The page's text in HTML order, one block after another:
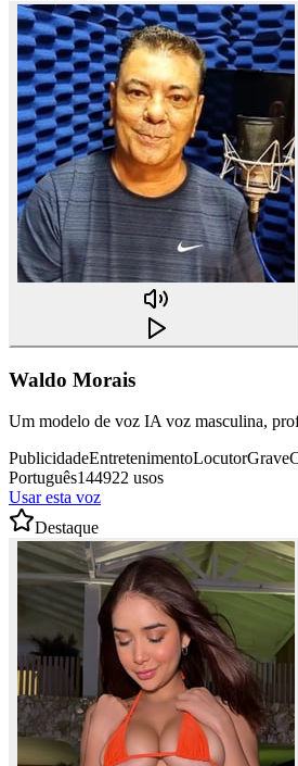
Waldo Morais
Um modelo de voz IA voz masculina,
PublicidadeEntretenimentoLocutorGrave
Português144922 usos
Usar esta voz
Destaque